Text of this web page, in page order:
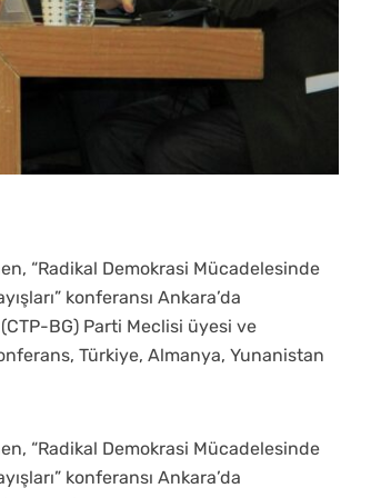
“Radikal Demokrasi Mücadelesinde
konferansı Ankara’da
BG) Parti Meclisi üyesi ve
Türkiye, Almanya, Yunanistan
“Radikal Demokrasi Mücadelesinde
konferansı Ankara’da